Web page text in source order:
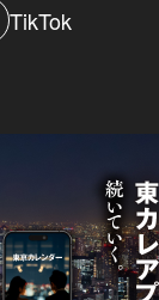
TikTok